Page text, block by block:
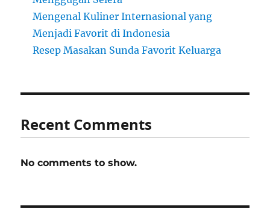
Mengenal Kuliner Internasional yang
Menjadi Favorit di Indonesia
Resep Masakan Sunda Favorit Keluarga
Recent Comments
No comments to show.